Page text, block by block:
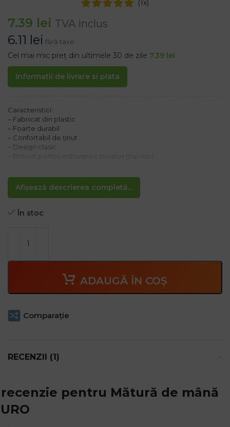
(1x)
7.39 lei TVA inclus
6.11 lei fără taxe
Cel mai mic preț din ultimele 30 de zile 7.39 lei
Informatii de livrare si plata
Afișează descrierea completă...
Caracteristici:
– Fabricat din plastic
– Foarte durabil
– Confortabil de ținut
– Design clasic
În stoc
ADAUGĂ ÎN COȘ
Comparaţie
RECENZII (1)
recenzie pentru Mătură de mână